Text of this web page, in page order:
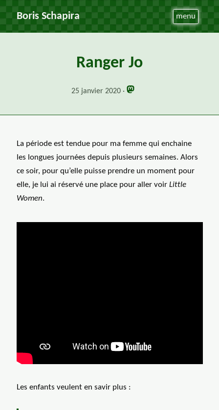
Boris Schapira menu
Ranger Jo
25 janvier 2020
La période est tendue pour ma femme qui enchaine
les longues journées depuis plusieurs semaines. Alors
ce soir, pour qu’elle puisse prendre un moment pour
elle, je lui ai réservé une place pour aller voir Little
Women.
Les enfants veulent en savir plus :